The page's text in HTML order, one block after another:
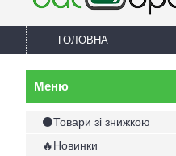
ГОЛОВНА
⚫Товари зі знижкою
🔥Новинки